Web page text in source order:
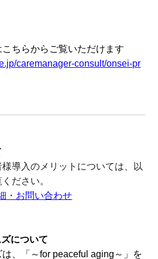
ちらからご覧いただけます
caremanager-consult/onsei-pr
導入のメリットについては、以
ださい。
・お問い合わせ
について
、「～for peaceful aging～」を